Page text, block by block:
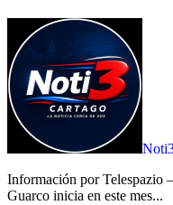
Información por Telespazio – Registro Nacional El cantón de El
Guarco inicia en este mes...